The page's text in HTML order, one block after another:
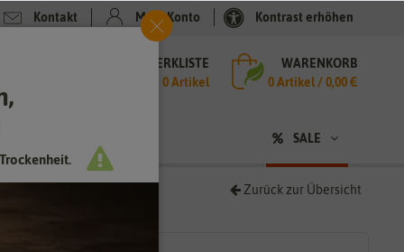
Kontakt Mein Konto Kontrast erhöhen
MERKLISTE
0 Artikel
WARENKORB
0Artikel /0,00 €
SALE
Zurück zur Übersicht